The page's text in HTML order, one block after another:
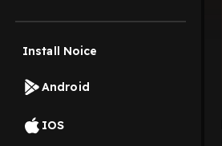
Install Noice
Android
IOS